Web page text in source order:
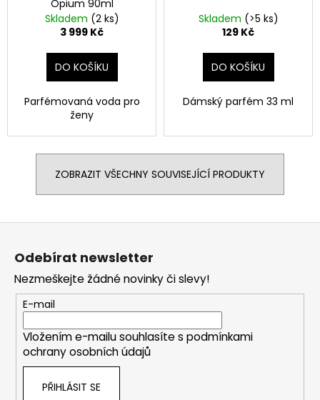
Opium 90ml
Skladem (2 ks)
3 999 Kč
DO KOŠÍKU
Parfémovaná voda pro
ženy
Skladem (>5 ks)
129 Kč
DO KOŠÍKU
Dámský parfém 33 ml
ZOBRAZIT VŠECHNY SOUVISEJÍCÍ PRODUKTY
Z
Odebírat newsletter
Nezmeškejte žádné novinky či slevy!
E-mail
Vložením e-mailu souhlasíte s podmínkami
ochrany osobních údajů
PŘIHLÁSIT SE